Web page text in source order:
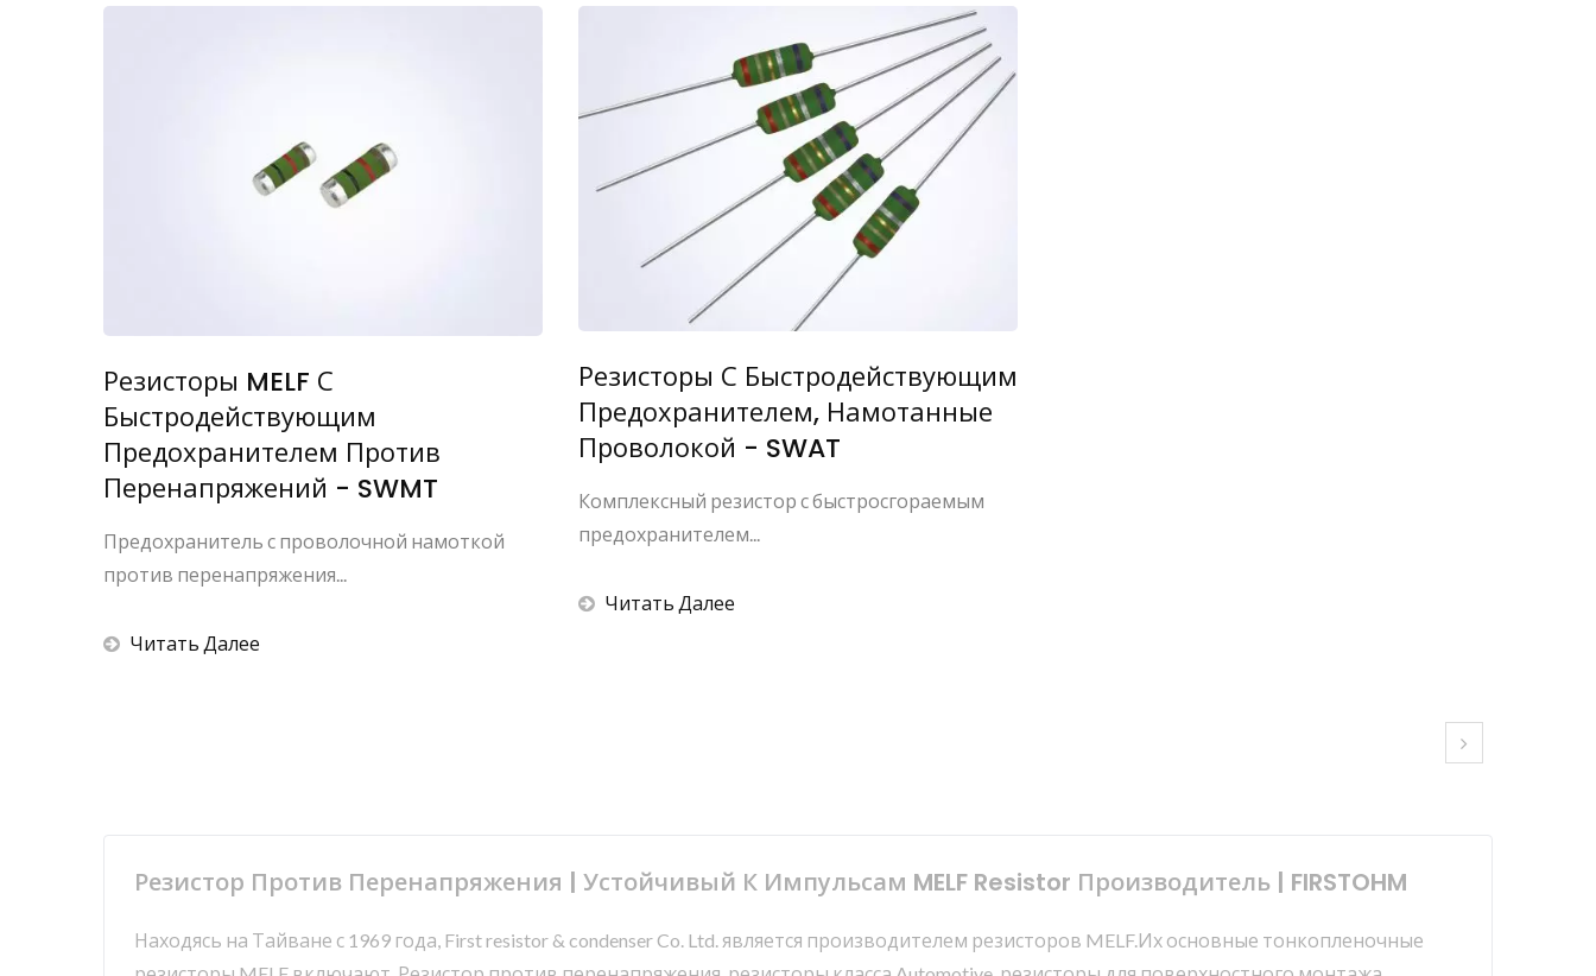
Резисторы MELF С
Быстродействующим
Предохранителем Против
Перенапряжений - SWMT
Предохранитель с проволочной намоткой
против перенапряжения...
Читать Далее
Резисторы С Быстродействующим
Предохранителем, Намотанные
Проволокой - SWAT
Комплексный резистор с быстросгораемым
предохранителем...
Читать Далее
Резистор Против Перенапряжения | Устойчивый К Импульсам MELF Resistor Производитель | FIRSTOHM
Находясь на Тайване с 1969 года, First resistor & condenser Co. Ltd. является производителем резисторов MELF.Их основные тонкопленочные